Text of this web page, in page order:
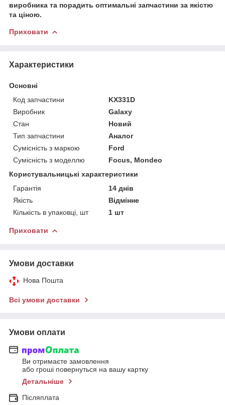
виробника та порадить оптимальні запчастини за якістю
та ціною.
Приховати
Характеристики
Основні
Код запчастини
KX331D
Виробник
Galaxy
Стан
Новий
Тип запчастини
Аналог
Сумісність з маркою
Ford
Сумісність з моделлю
Focus, Mondeo
Користувальницькі характеристики
Гарантія
14 днів
Якість
Відмінне
Кількість в упаковці, шт
1 шт
Приховати
Умови доставки
Нова Пошта
Всі умови доставки
Умови оплати
Ви отримаєте замовлення
або гроші повернуться на вашу картку
Детальніше
Післяплата